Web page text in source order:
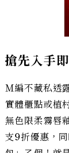
搶先入手
Ｍ編不藏私透
實體櫃點或植
無色限柔霧唇
支9折優惠，